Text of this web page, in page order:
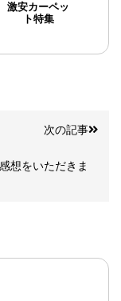
激安カーペッ
ト特集
次の記事
想をいただきま